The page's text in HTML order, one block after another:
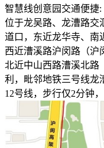
智慧线创意园交通便捷:
位于龙吴路、龙漕路交
道口，东近龙华寺、南
西近漕溪路沪闵路（沪
北近中山西路漕溪北路
利，毗邻地铁三号线龙
12号线，步行仅2分钟